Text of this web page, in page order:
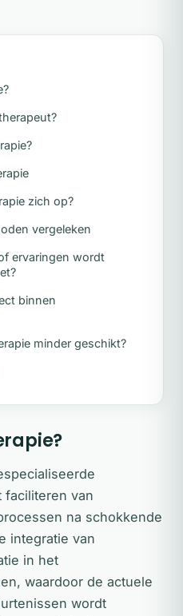
zich op?
vergeleken
ervaringen wordt
binnen
minder geschikt?
faciliteren van
na schokkende
integratie van
in het
waardoor de actuele
wordt